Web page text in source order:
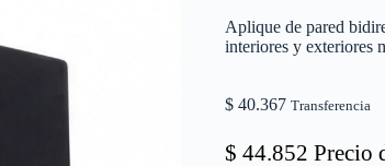
Aplique de pared
interiores y exteriores
$ 40.367 Transferencia
$ 44.852 Precio